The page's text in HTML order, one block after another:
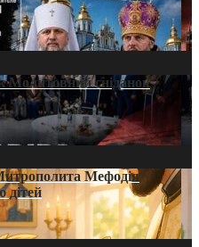
Молитовний сніданок
Мефодія
дітей